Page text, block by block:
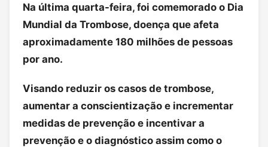
Na última quarta-feira, foi comemorado o Dia
Mundial da Trombose, doença que afeta
aproximadamente 180 milhões de pessoas
por ano.
Visando reduzir os casos de trombose,
aumentar a conscientização e incrementar
medidas de prevenção e incentivar a
prevenção e o diagnóstico assim como o